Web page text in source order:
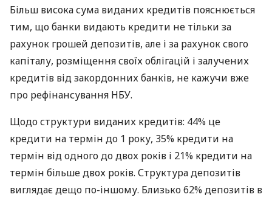
Більш висока сума виданих кредитів пояснюється
тим, що банки видають кредити не тільки за
рахунок грошей депозитів, але і за рахунок свого
капіталу, розміщення своїх облігацій і залучених
кредитів від закордонних банків, не кажучи вже
про рефінансування НБУ.
Щодо структури виданих кредитів: 44% це
кредити на термін до 1 року, 35% кредити на
термін від одного до двох років і 21% кредити на
термін більше двох років. Структура депозитів
виглядає дещо по-іншому. Близько 62% депозитів в